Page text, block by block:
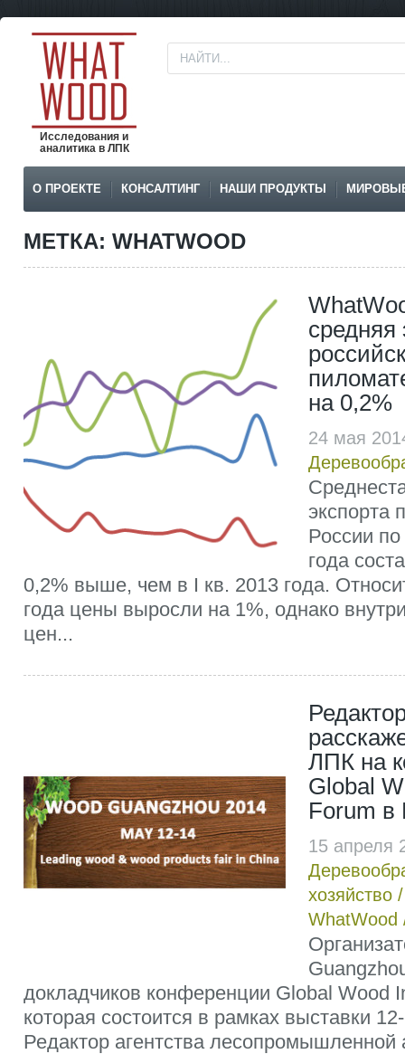
Исследования и
аналитика в ЛПК
О ПРОЕКТЕ КОНСАЛТИНГ НАШИ ПРОДУКТЫ
МЕТКА: WHATWOOD
средняя
на 0,2%
24 мая
экспорта
России
года
0,2% выше, чем в I кв. 2013 года.
года цены выросли на 1%, однако
цен...
ЛПК на
Global
Forum в
15
хозяйство
WhatWood
докладчиков конференции Global Wood
которая состоится в рамках выставки
Редактор агентства лесопромышленной